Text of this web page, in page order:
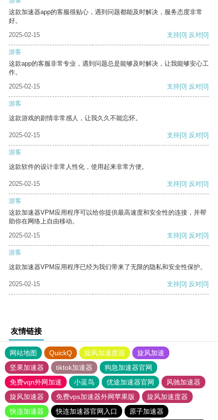
这款加速器app的客服很贴心，遇到问题都能及时解决，服务态度非常
好。
2025-02-15
支持[0] 反对[0]
游客
这款app的客服非常专业，遇到问题总是能够及时解决，让我能够安心工
作。
2025-02-15
支持[0] 反对[0]
游客
这款游戏的剧情非常感人，让我久久不能忘怀。
2025-02-15 支持[0] 反对[0]
游客
这款软件的设计非常人性化，使用起来非常方便。
2025-02-15 支持[0] 反对[0]
游客
这款加速器VPM应用程序可以给你提供最高速度和安全性的连接，并帮
助你在网络上自由移动。
2025-02-15
支持[0] 反对[0]
游客
这款加速器VPM应用程序已经为我们带来了无限的隐私和安全性保护。
2025-02-15 支持[0] 反对[0]
友情链接
网站地图 QuickQ 旋风加速度器
旋风加速
坚果加速器
tiktok加速器
狗急加速器官网
免费vqn外网加速
小蓝鸟 优途加速器官网
风驰加速器
旋风加速器
免费vps加速器外网苹果版
旋风加速度器
快连加速器
快连加速器官网入口 原子加速器